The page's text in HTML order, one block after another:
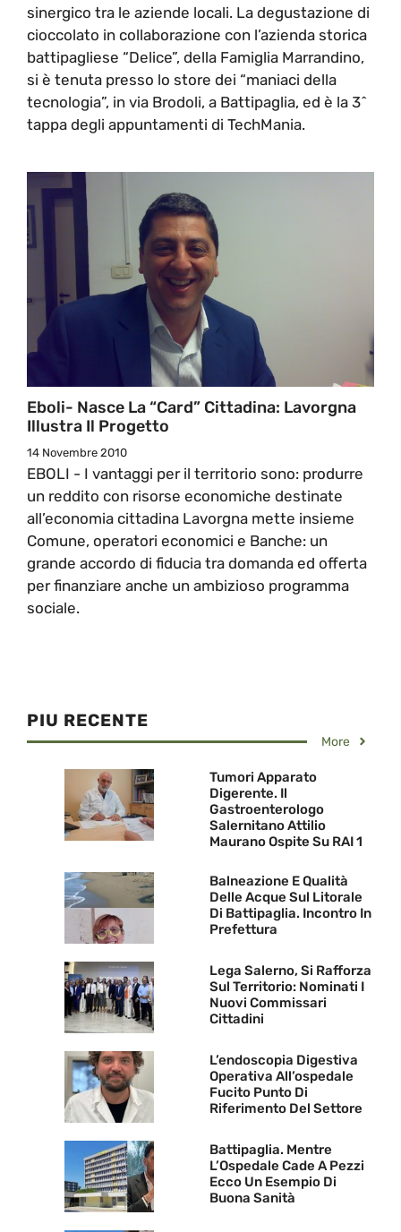
sinergico tra le aziende locali. La degustazione di
cioccolato in collaborazione con l’azienda storica
battipagliese “Delice”, della Famiglia Marrandino,
si è tenuta presso lo store dei “maniaci della
tecnologia”, in via Brodoli, a Battipaglia, ed è la 3^
tappa degli appuntamenti di TechMania.
Eboli- Nasce La “card” Cittadina: Lavorgna
Illustra Il Progetto
14 Novembre 2010
EBOLI - I vantaggi per il territorio sono: produrre
un reddito con risorse economiche destinate
all’economia cittadina Lavorgna mette insieme
Comune, operatori economici e Banche: un
grande accordo di fiducia tra domanda ed offerta
per finanziare anche un ambizioso programma
sociale.
PIU RECENTE
More
Tumori Apparato
Digerente. Il
Gastroenterologo
Salernitano Attilio
Maurano Ospite Su RAI 1
Balneazione E Qualità
Delle Acque Sul Litorale
Di Battipaglia. Incontro In
Prefettura
Lega Salerno, Si Rafforza
Sul Territorio: Nominati I
Nuovi Commissari
Cittadini
L’endoscopia Digestiva
Operativa All’ospedale
Fucito Punto Di
Riferimento Del Settore
Battipaglia. Mentre
L’Ospedale Cade A Pezzi
Ecco Un Esempio Di
Buona Sanità